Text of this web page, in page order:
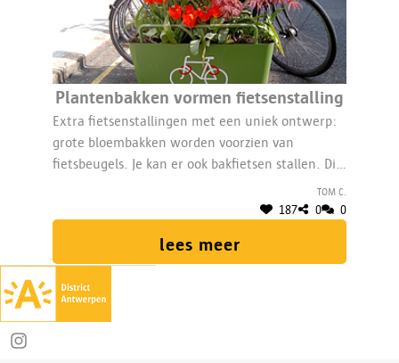
Plantenbakken vormen fietsenstalling
Extra fietsenstallingen met een uniek ontwerp:
grote bloembakken worden voorzien van
fietsbeugels. Je kan er ook bakfietsen stallen. Dit
Tom C.
187 0 0
lees meer
Deel op Instagram